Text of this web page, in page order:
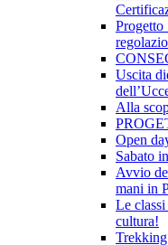
Progetto
Uscita
Alla
Open
Sabato
Avvio
mani in
Le
cultura!